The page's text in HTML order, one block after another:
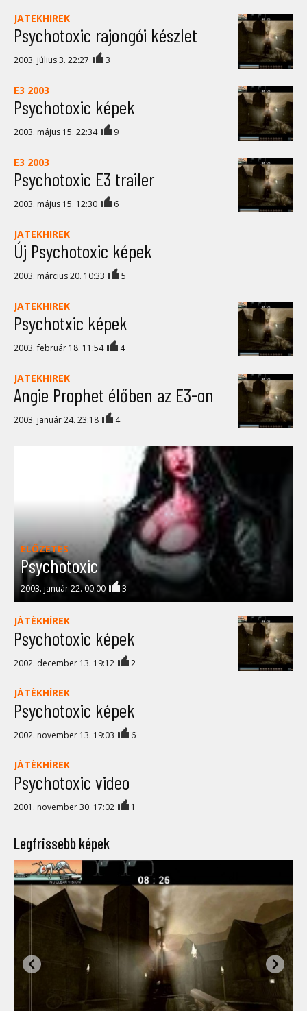
JÁTÉKHÍREK
Psychotoxic rajongói készlet
2003. július 3. 22:27 3
E3 2003
Psychotoxic képek
2003. május 15. 22:34 9
E3 2003
Psychotoxic E3 trailer
2003. május 15. 12:30 6
JÁTÉKHÍREK
Új Psychotoxic képek
2003. március 20. 10:33 5
JÁTÉKHÍREK
Psychotxic képek
2003. február 18. 11:54 4
JÁTÉKHÍREK
Angie Prophet élőben az E3-on
2003. január 24. 23:18 4
ELŐZETES
Psychotoxic
2003. január 22. 00:00 3
JÁTÉKHÍREK
Psychotoxic képek
2002. december 13. 19:12 2
JÁTÉKHÍREK
Psychotoxic képek
2002. november 13. 19:03 6
JÁTÉKHÍREK
Psychotoxic video
2001. november 30. 17:02 1
Legfrissebb képek